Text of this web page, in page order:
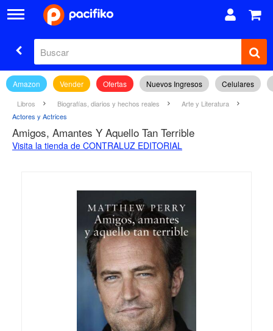
Amazon Vender Ofertas Nuevos Ingresos Celulares
Libros Biografías, diarios y hechos reales
Arte y Literatura
Actores y Actrices
Amigos, Amantes Y Aquello Tan Terrible
Visita la tienda de CONTRALUZ EDITORIAL